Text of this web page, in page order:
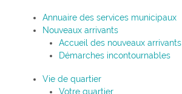
Annuaire des services municipaux
Nouveaux arrivants
Accueil des nouveaux arrivants
Démarches incontournables
Vie de quartier
Votre quartier